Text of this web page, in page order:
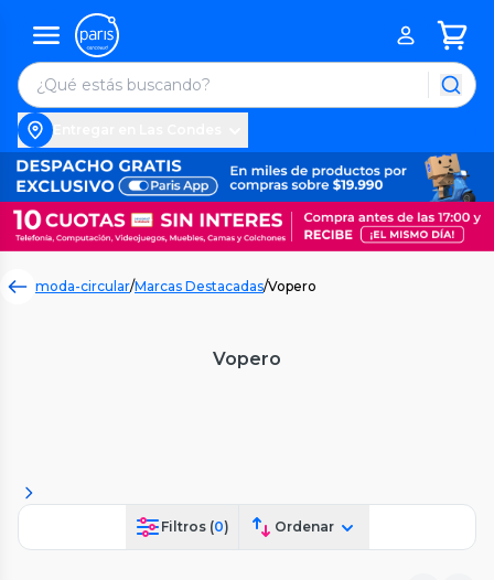
moda-circular/Marcas Destacadas/Vopero
Vopero
Filtros (0) Ordenar